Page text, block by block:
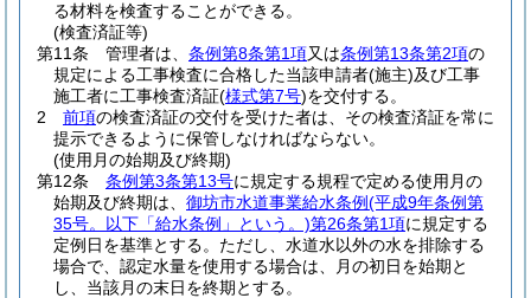
る材料を検査することができる。
(検査済証等)
第11条
管理者は、 条例第8条第1項又は条例第13条第2項の
規定による工事検査に合格した当該申請者(施主)及び工事
施工者に工事検査済証(様式第7号)を交付する。
2
前項の検査済証の交付を受けた者は、その検査済証を常に
提示できるように保管しなければならない。
(使用月の始期及び終期)
第12条
条例第3条第13号に規定する規程で定める使用月の
始期及び終期は、 御坊市水道事業給水条例(平成9年条例第
35号。以下「給水条例」という。)第26条第1項に規定する
定例日を基準とする。 ただし、水道水以外の水を排除する
場合で、認定水量を使用する場合は、月の初日を始期と
し、当該月の末日を終期とする。